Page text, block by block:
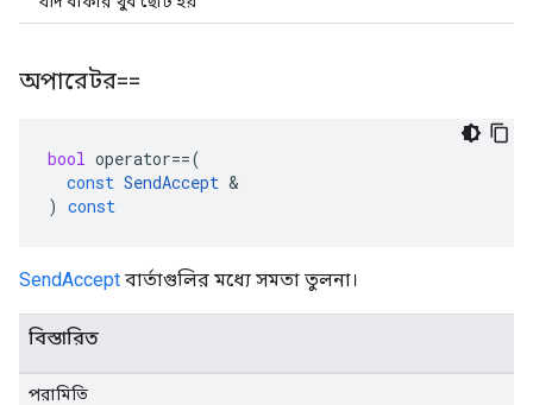
অপারেটর==
bool operator==(
const SendAccept &
) const
SendAccept বার্তাগুলির মধ্যে সমতা তুলনা।
বিস্তারিত
পরামিতি